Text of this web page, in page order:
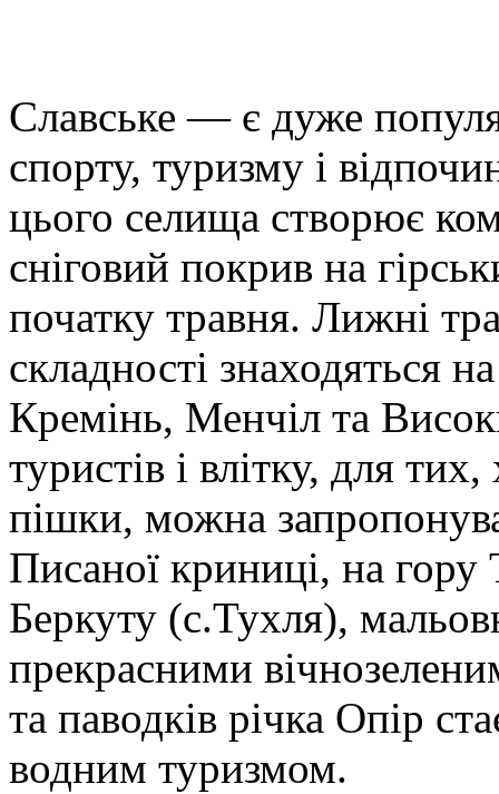
Слaвське — є дуже
спорту, туризму і
цього селища створює
сніговий покрив на
початку травня. Лижні
складності знаходяться
Кремінь, Менчіл та
туристів і влітку, для
пішки, можна
Писаної криниці, на гору
Беркуту (с.Тухля),
прекрасними
та паводків річка Опір
водним туризмом.